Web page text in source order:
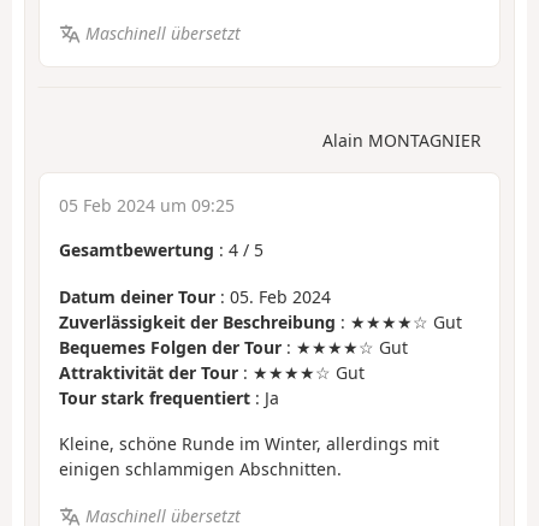
Maschinell übersetzt
Alain MONTAGNIER
05 Feb 2024 um 09:25
Gesamtbewertung : 4 / 5
Datum deiner Tour : 05. Feb 2024
Zuverlässigkeit der Beschreibung : ★★★★☆ Gut
Bequemes Folgen der Tour : ★★★★☆ Gut
Attraktivität der Tour : ★★★★☆ Gut
Tour stark frequentiert : Ja
Kleine, schöne Runde im Winter, allerdings mit
einigen schlammigen Abschnitten.
Maschinell übersetzt